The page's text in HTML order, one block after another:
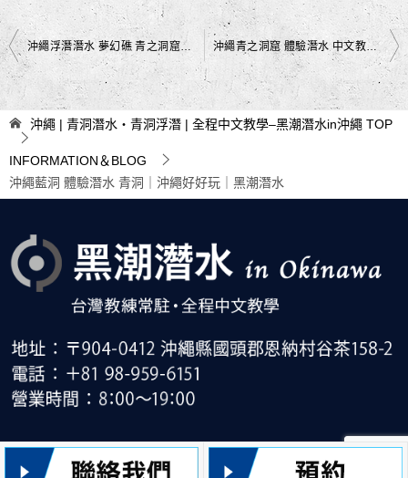
文
章
導
覽
沖繩浮潛潛水 夢幻礁 青之洞窟｜臨時的驚喜｜黑潮潛水 沖繩青之洞窟 體驗潛水 中文教練｜沖繩慢慢進入夏天了｜黑潮潛水
沖繩 | 青洞潛水・青洞浮潛 | 全程中文教學–黑潮潛水in沖繩 TOP
INFORMATION＆BLOG
沖繩藍洞 體驗潛水 青洞｜沖繩好好玩｜黑潮潛水